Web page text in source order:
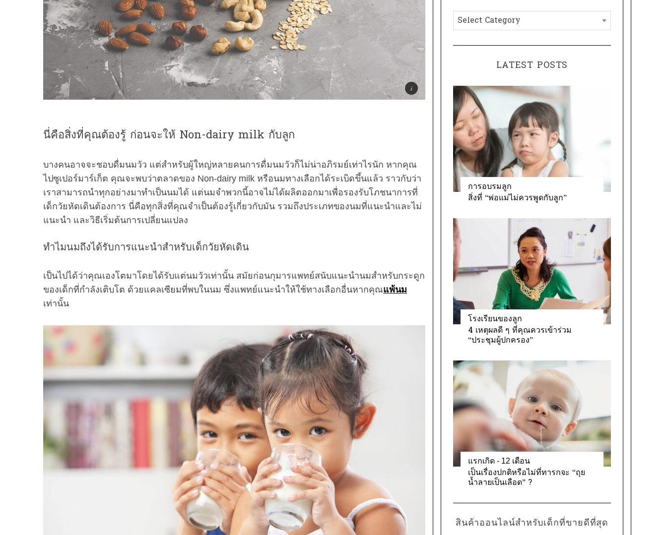
นี่คือสิ่งที่คุณต้องรู้ ก่อนจะให้ Non-dairy milk กับลูก
บางคนอาจจะชอบดื่มนมวัว แต่สำหรับผู้ใหญ่หลายคนการดื่มนมวัวก็ไม่น่าอภิรมย์เท่าไรนัก หากคุณ
ไปซูเปอร์มาร์เก็ต คุณจะพบว่าตลาดของ Non-dairy milk หรือนมทางเลือกได้ระเบิดขึ้นแล้ว ราวกับว่า
เราสามารถนำทุกอย่างมาทำเป็นนมได้ แต่นมจำพวกนี้อาจไม่ได้ผลิตออกมาเพื่อรองรับโภชนาการที่
เด็กวัยหัดเดินต้องการ นี่คือทุกสิ่งที่คุณจำเป็นต้องรู้เกี่ยวกับมัน รวมถึงประเภทของนมที่แนะนำและไม่
แนะนำ และวิธีเริ่มต้นการเปลี่ยนแปลง
ทำไมนมถึงได้รับการแนะนำสำหรับเด็กวัยหัดเดิน
เป็นไปได้ว่าคุณเองโตมาโดยได้รับแต่นมวัวเท่านั้น สมัยก่อนกุมารแพทย์สนับแนะนำนมสำหรับกระดูก
ของเด็กที่กำลังเติบโต ด้วยแคลเซียมที่พบในนม ซึ่งแพทย์แนะนำให้ใช้ทางเลือกอื่นหากคุณแพ้นม
เท่านั้น
r
C
a
t
o
r
i
e
s
LATEST POSTS
การอบรมลูก
สิ่งที่ “พ่อแม่ไม่ควรพูดกับลูก”
โรงเรียนของลูก
4 เหตุผลดี ๆ ที่คุณควรเข้าร่วม
“ประชุมผู้ปกครอง”
แรกเกิด - 12 เดือน
เป็นเรื่องปกติหรือไม่ที่ทารกจะ “ถุย
น้ำลายเป็นเลือด” ?
สินค้าออนไลน์สำหรับเด็กที่ขายดีที่สุด